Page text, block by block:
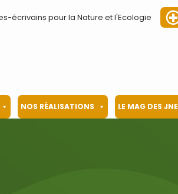
écrivains pour la Nature et l'Ecologie
NOS RÉALISATIONS LE MAG DES JNE